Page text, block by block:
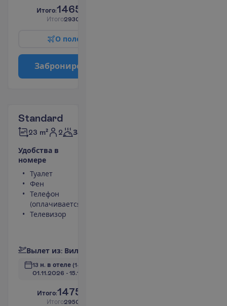
Итого:1465.00
Итого2930.00
О поле
Заброниро
Standard
23 m² 2 Завтраки
Удобства в
номере
Туалет
Фен
Телефон
(оплачивается)
Телевизор
Вылет из: Вил
13 н. в отеле (14 н. всего)
01.11.2026 - 15.11.2026
Итого:1475.00
Итого2950.00